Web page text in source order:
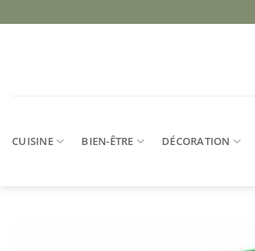
au
CUISINE BIEN-ÊTRE DÉCORATION